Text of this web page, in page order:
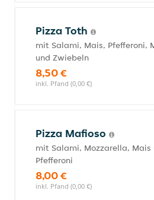
Pizza Toth
mit Salami, Mais, Pfefferoni,
und Zwiebeln
8,50 €
inkl. Pfand (0,00 €)
Pizza Mafioso
mit Salami, Mozzarella, Mais
Pfefferoni
8,00 €
inkl. Pfand (0,00 €)